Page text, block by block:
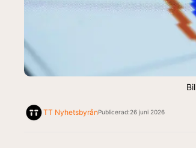
TT NyhetsbyrånPublicerad:26 juni 2026